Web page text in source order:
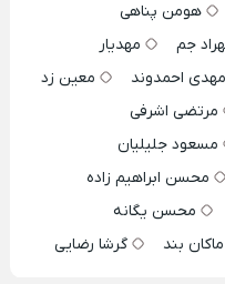
هومن پناهی
جم
مهدیار
مهدی احمدوند
معین زد
مرتضی اشرفی
مسعود جلیلیان
محسن ابراهیم زاده
محسن یگانه
ماکان بند گرشا رضایی